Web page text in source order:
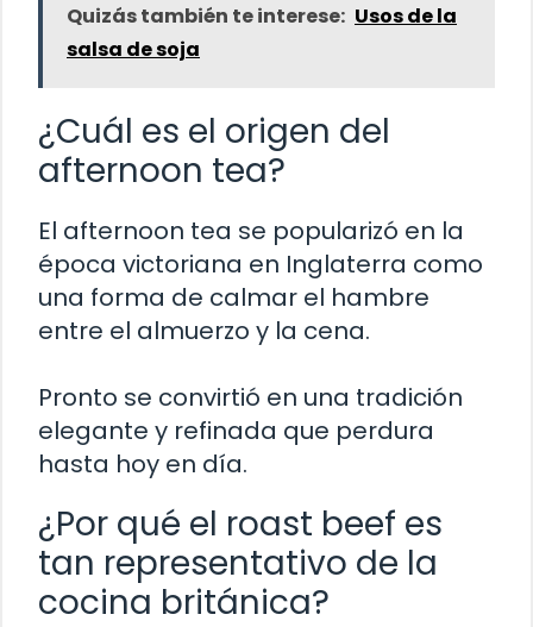
Quizás también te interese: Usos de la
salsa de soja
¿Cuál es el origen del
afternoon tea?
El afternoon tea se popularizó en la
época victoriana en Inglaterra como
una forma de calmar el hambre
entre el almuerzo y la cena.
Pronto se convirtió en una tradición
elegante y refinada que perdura
hasta hoy en día.
¿Por qué el roast beef es
tan representativo de la
cocina británica?